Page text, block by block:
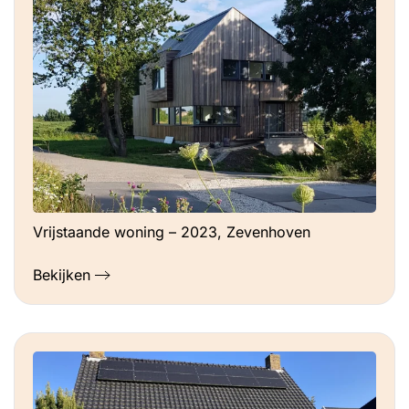
dan gedacht omdat het geen universeel
kant-en-klare oplossingen zijn. Elke klus is
uniek, maar ze voeren het graag zo snel
mogelijk uit, zonder eerst goed de situatie
in kaart te brengen. ** Ook hebben we het
idee dat als je het werk van bedrijven niet
controleert, ze soms goedkopere
materialen gebruiken of zaken niet goed
afwerken. En zeker bij isolatie is de
(luchtdichte!) afwerking van belang voor
een goede werking.
aan de achterkant van het huis vervangen,
omdat deze een slechte isolatiewaarde
Vrijstaande woning – 2023, Zevenhoven
Bekijken